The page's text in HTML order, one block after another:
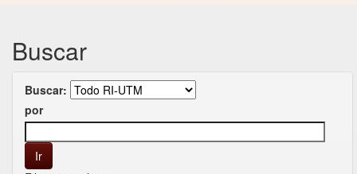
Buscar
Buscar:
por